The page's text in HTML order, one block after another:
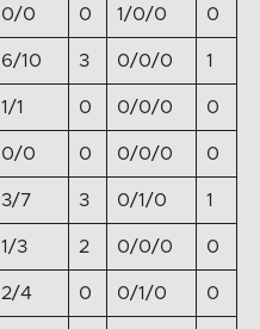
0/0 0 1/0/0 0
6/10 3 0/0/0 1
1/1 0 0/0/0 0
0/0 0 0/0/0 0
3/7 3 0/1/0 1
1/3 2 0/0/0 0
2/4 0 0/1/0 0